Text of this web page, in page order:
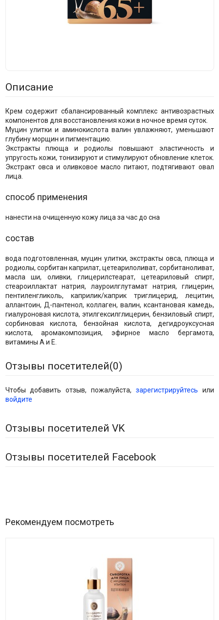
Описание
Крем содержит сбалансированный комплекс антивозрастных
компонентов для восстановления кожи в ночное время суток.
Муцин улитки и аминокислота валин увлажняют, уменьшают
глубину морщин и пигментацию.
Экстракты плюща и родиолы повышают эластичность и
упругость кожи, тонизируют и стимулируют обновление клеток.
Экстракт овса и оливковое масло питают, подтягивают овал
лица.
способ применения
нанести на очищенную кожу лица за час до сна
состав
вода подготовленная, муцин улитки, экстракты овса, плюща и
родиолы, сорбитан каприлат, цетеарилоливат, сорбитаноливат,
масла ши, оливки, глицерилстеарат, цетеариловый спирт,
стеароиллактат натрия, лауроилглутамат натрия, глицерин,
пентиленгликоль, каприлик/каприк триглицерид, лецитин,
аллантоин, Д-пантенол, коллаген, валин, ксантановая камедь,
гиалуроновая кислота, этилгексилглицерин, бензиловый спирт,
сорбиновая кислота, бензойная кислота, дегидроуксусная
кислота, аромакомпозиция, эфирное масло бергамота,
витамины А и Е.
Отзывы посетителей(0)
Чтобы добавить отзыв, пожалуйста, зарегистрируйтесь или
войдите
Отзывы посетителей VK
Отзывы посетителей Facebook
Рекомендуем посмотреть